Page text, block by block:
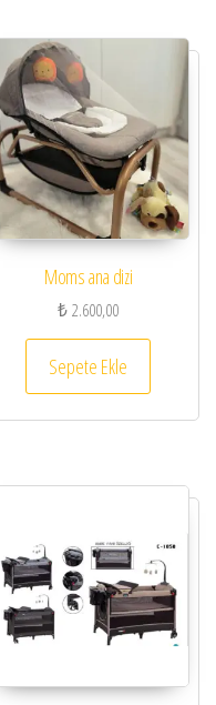
fazla varyasyonu var.
Moms ana dizi
₺2.600,00
Sepete Ekle